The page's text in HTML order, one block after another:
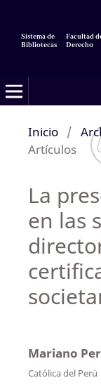
Sistema de
Bibliotecas
Facultad
Derecho
Inicio /
Artículos
La
en las
Mariano
Católica del Perú